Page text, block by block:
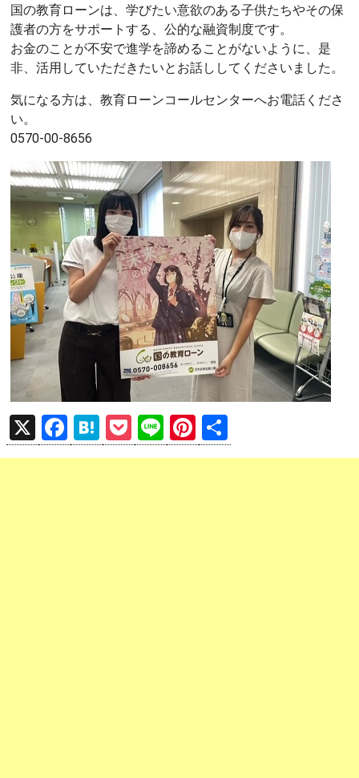
国の教育ローンは、学びたい意欲のある子供たちやその保
護者の方をサポートする、公的な融資制度です。
お金のことが不安で進学を諦めることがないように、是
非、活用していただきたいとお話ししてくださいました。
気になる方は、教育ローンコールセンターへお電話くださ
い。
0570-00-8656
X
F
a
H
at
P
o
Li
n
Pi
nt 有